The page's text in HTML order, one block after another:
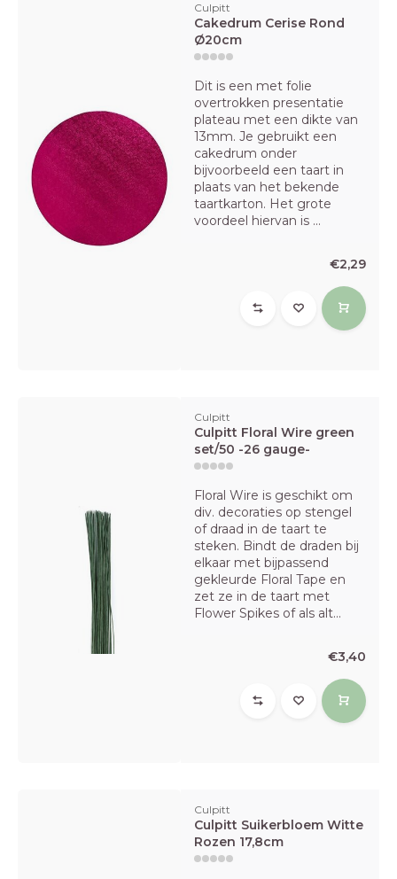
Culpitt
Cakedrum Cerise Rond
Ø20cm
Dit is een met folie
overtrokken presentatie
plateau met een dikte van
13mm. Je gebruikt een
cakedrum onder
bijvoorbeeld een taart in
plaats van het bekende
taartkarton. Het grote
voordeel hiervan is ...
€2,29
Culpitt
Culpitt Floral Wire green
set/50 -26 gauge-
Floral Wire is geschikt om
div. decoraties op stengel
of draad in de taart te
steken. Bindt de draden bij
elkaar met bijpassend
gekleurde Floral Tape en
zet ze in de taart met
Flower Spikes of als alt...
€3,40
Culpitt
Culpitt Suikerbloem Witte
Rozen 17,8cm